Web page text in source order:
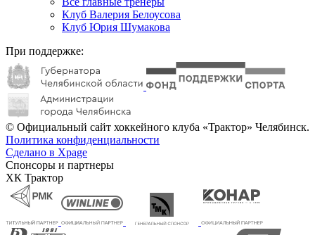
Клуб Валерия Белоусова
Клуб Юрия Шумакова
При поддержке:
© Официальный сайт хоккейного клуба «Трактор» Челябинск.
Политика конфиденциальности
Сделано в Xpage
Спонсоры и партнеры
ХК Трактор